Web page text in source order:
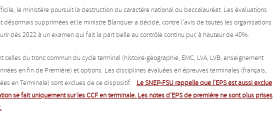
le ministère poursuit la destruction du caractère national du baccalauréat. Les évaluations
supprimées et le ministre Blanquer a décidé, contre l’avis de toutes les organisations
dès 2022 à un examen qui fait la part belle au contrôle continu pur, à hauteur de 40%.
celles du tronc commun du cycle terminal (histoire-géographie, EMC, LVA, LVB, enseignement
en fin de Première) et options. Les disciplines évaluées en épreuves terminales (français,
en Terminale) sont exclues de ce dispositif. Le SNEP-FSU rappelle que l’EPS est aussi exclue
se fait uniquement sur les CCF en terminale. Les notes d’EPS de première ne sont plus prises